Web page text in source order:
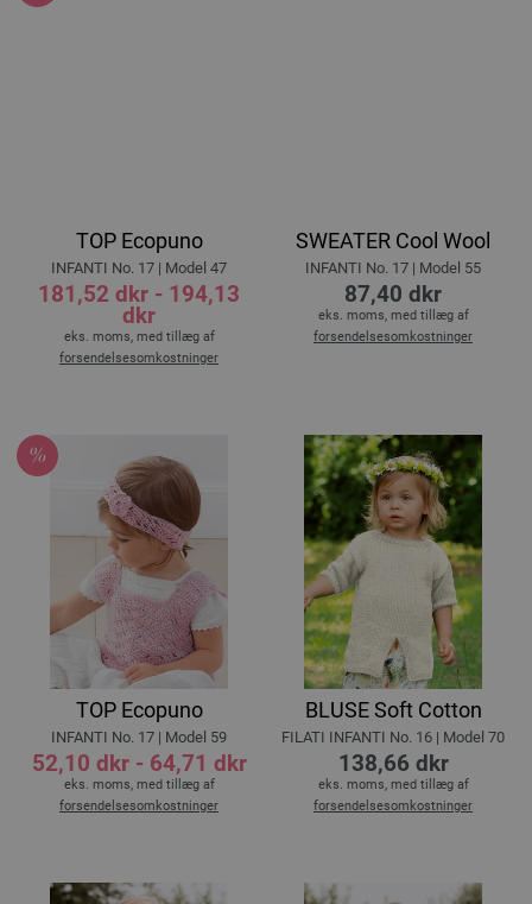
TOP Ecopuno
INFANTI No. 17 | Model 47
181,52 dkr - 194,13
dkr
eks. moms, med tillæg af
forsendelsesomkostninger
SWEATER Cool Wool
INFANTI No. 17 | Model 55
87,40 dkr
eks. moms, med tillæg af
forsendelsesomkostninger
TOP Ecopuno
INFANTI No. 17 | Model 59
52,10 dkr - 64,71 dkr
eks. moms, med tillæg af
forsendelsesomkostninger
BLUSE Soft Cotton
FILATI INFANTI No. 16 | Model 70
138,66 dkr
eks. moms, med tillæg af
forsendelsesomkostninger